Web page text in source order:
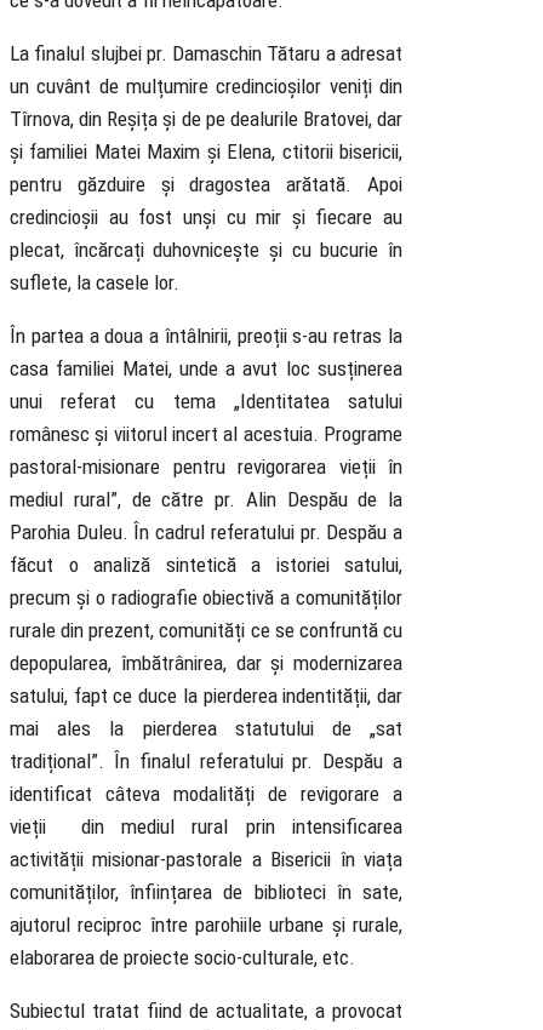
La finalul slujbei pr. Damaschin Tătaru a adresat
un cuvânt de mulțumire credincioșilor veniți din
Tîrnova, din Reșița și de pe dealurile Bratovei, dar
și familiei Matei Maxim și Elena, ctitorii bisericii,
pentru găzduire și dragostea arătată. Apoi
credincioșii au fost unși cu mir și fiecare au
plecat, încărcați duhovnicește și cu bucurie în
suflete, la casele lor.
În partea a doua a întâlnirii, preoții s-au retras la
casa familiei Matei, unde a avut loc susținerea
unui referat cu tema „Identitatea satului
românesc și viitorul incert al acestuia. Programe
pastoral-misionare pentru revigorarea vieții în
mediul rural”, de către pr. Alin Despău de la
Parohia Duleu. În cadrul referatului pr. Despău a
făcut o analiză sintetică a istoriei satului,
precum și o radiografie obiectivă a comunităților
rurale din prezent, comunități ce se confruntă cu
depopularea, îmbătrânirea, dar și modernizarea
satului, fapt ce duce la pierderea indentității, dar
mai ales la pierderea statutului de „sat
tradițional”. În finalul referatului pr. Despău a
identificat câteva modalități de revigorare a
vieții din mediul rural prin intensificarea
activității misionar-pastorale a Bisericii în viața
comunităților, înființarea de biblioteci în sate,
ajutorul reciproc între parohiile urbane și rurale,
elaborarea de proiecte socio-culturale, etc.
Subiectul tratat fiind de actualitate, a provocat